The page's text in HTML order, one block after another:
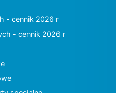
- cennik 2026 r
- cennik 2026 r